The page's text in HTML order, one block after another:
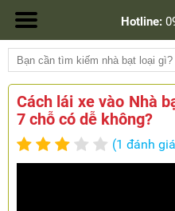
Hotline:
Cách lái xe vào Nhà
7 chỗ có dễ không?
(1 đánh